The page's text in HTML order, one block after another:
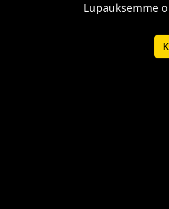
Lupauksemme